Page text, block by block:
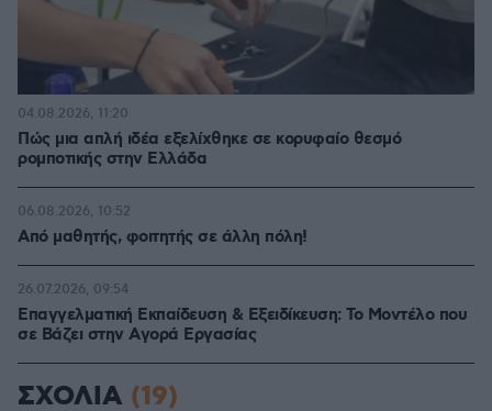
Πώς μια απλή ιδέα εξελίχθηκε σε κορυφαίο θεσμό
ρομποτικής στην Ελλάδα
04.08.2026, 11:20
Από μαθητής, φοιτητής σε άλλη πόλη!
06.08.2026, 10:52
Επαγγελματική Εκπαίδευση & Εξειδίκευση: Το Mοντέλο που
σε Bάζει στην Aγορά Eργασίας
26.07.2026, 09:54
ΣΧΟΛΙΑ (19)